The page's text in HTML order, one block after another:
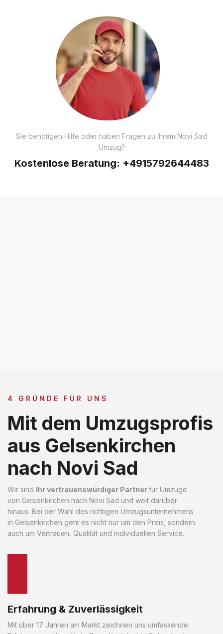
Sie benötigen Hilfe oder haben Fragen zu Ihrem Novi Sad
Umzug?
Kostenlose Beratung: +4915792644483
4 GRÜNDE FÜR UNS
Mit dem Umzugsprofis
aus Gelsenkirchen
nach Novi Sad
Wir sind Ihr vertrauenswürdiger Partnerfür Umzüge
von Gelsenkirchen nach Novi Sad und weit darüber
hinaus. Bei der Wahl des richtigen Umzugsunternehmens
in Gelsenkirchen geht es nicht nur um den Preis, sondern
auch um Vertrauen, Qualität und individuellen Service.
Erfahrung & Zuverlässigkeit
Mit über 17 Jahren am Markt zeichnen uns umfassende